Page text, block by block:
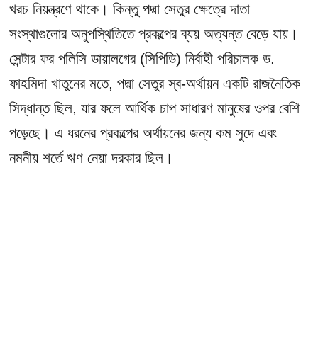
খরচ নিয়ন্ত্রণে থাকে। কিন্তু পদ্মা সেতুর ক্ষেত্রে দাতা
সংস্থাগুলোর অনুপস্থিতিতে প্রকল্পের ব্যয় অত্যন্ত বেড়ে যায়।
সেন্টার ফর পলিসি ডায়ালগের (সিপিডি) নির্বাহী পরিচালক ড.
ফাহমিদা খাতুনের মতে, পদ্মা সেতুর স্ব-অর্থায়ন একটি রাজনৈতিক
সিদ্ধান্ত ছিল, যার ফলে আর্থিক চাপ সাধারণ মানুষের ওপর বেশি
পড়েছে। এ ধরনের প্রকল্পের অর্থায়নের জন্য কম সুদে এবং
নমনীয় শর্তে ঋণ নেয়া দরকার ছিল।